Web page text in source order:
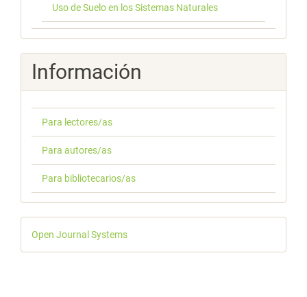
Uso de Suelo en los Sistemas Naturales
Información
Para lectores/as
Para autores/as
Para bibliotecarios/as
Desarrollado
por
Open Journal Systems